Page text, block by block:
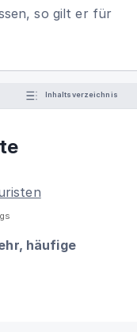
so gilt er für
Inhaltsverzeichnis
häufige